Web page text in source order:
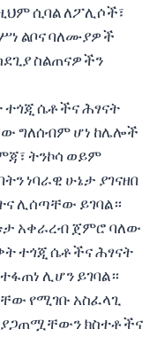
ሲባል ለፖሊሶች፣
ልቦና ባለሙያዎች
ስልጠናዎችን
ተጎጂ ሴቶችና ሕፃናት
ግለሰብም ሆነ ከሌሎች
ትንኮሳ ወይም
ነባራዊ ሁኔታ ያገናዘበ
ሊሰጣቸው ይገባል።
አቀራረብ ጀምሮ ባለው
ተጎጂ ሴቶችና ሕፃናት
ሊሆን ይገባል።
የሚገቡ አስፈላጊ
ክስተቶችና